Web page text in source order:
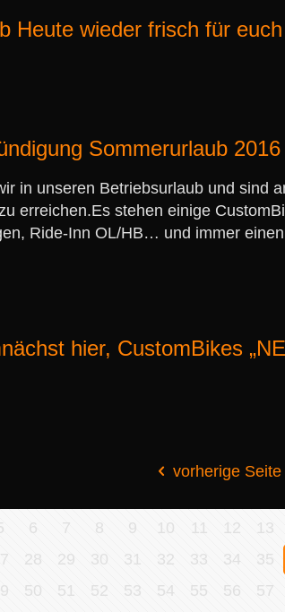
Heute wieder frisch für
Sommerurlaub 2016
in unseren Betriebsurlaub und sind
erreichen.Es stehen einige
Ride-Inn OL/HB… und immer
hier, CustomBikes
vorherige Seite
6 7 8 9 10 11 12 13
28 29 30 31 32 33 34 35
50 51 52 53 54 55 56 57